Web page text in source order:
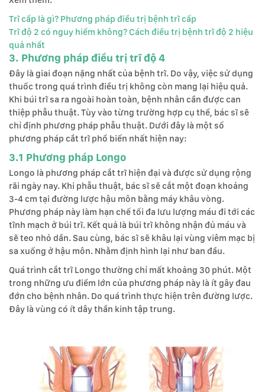
Trĩ cấp là gì? Phương pháp điều trị bệnh trĩ cấp
Trĩ độ 2 có nguy hiểm không? Cách điều trị bệnh trĩ độ 2 hiệu
quả nhất
3. Phương pháp điều trị trĩ độ 4
Đây là giai đoạn nặng nhất của bệnh trĩ. Do vậy, việc sử dụng
thuốc trong quá trình điều trị không còn mang lại hiệu quả.
Khi búi trĩ sa ra ngoài hoàn toàn, bệnh nhân cần được can
thiệp phẫu thuật. Tùy vào từng trường hợp cụ thể, bác sĩ sẽ
chỉ định phương pháp phẫu thuật. Dưới đây là một số
phương pháp cắt trĩ phổ biến nhất hiện nay:
3.1 Phương pháp Longo
Longo là phương pháp cắt trĩ hiện đại và được sử dụng rộng
rãi ngày nay. Khi phẫu thuật, bác sĩ sẽ cắt một đoạn khoảng
3-4 cm tại đường lược hậu môn bằng máy khâu vòng.
Phương pháp này làm hạn chế tối đa lưu lượng máu đi tới các
tĩnh mạch ở búi trĩ. Kết quả là búi trĩ không nhận đủ máu và
sẽ teo nhỏ dần. Sau cùng, bác sĩ sẽ khâu lại vùng viêm mạc bị
sa xuống ở hậu môn. Nhằm định hình lại như ban đầu.
Quá trình cắt trĩ Longo thường chỉ mất khoảng 30 phút. Một
trong những ưu điểm lớn của phương pháp này là ít gây đau
đớn cho bệnh nhân. Do quá trình thực hiện trên đường lược.
Đây là vùng có ít dây thần kinh tập trung.